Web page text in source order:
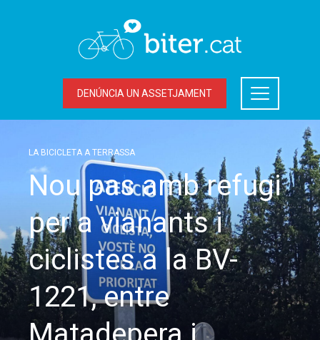
DENÚNCIA UN ASSETJAMENT
LA BICICLETA A TERRASSA
Nou pas amb refugi
per a vianants i
ciclistes a la BV-
1221, entre